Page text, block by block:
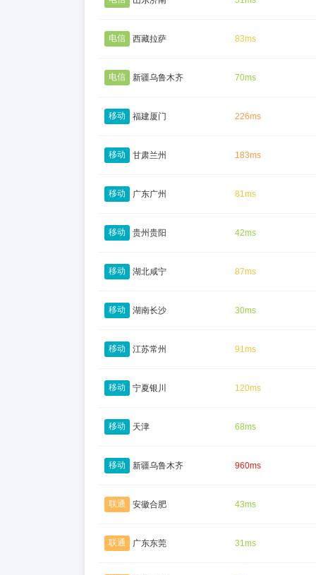
电信 西藏拉萨 83ms
电信 新疆乌鲁木齐 70ms
移动 福建厦门 226ms
移动 甘肃兰州 183ms
移动 广东广州 81ms
移动 贵州贵阳 42ms
移动 湖北咸宁 87ms
移动 湖南长沙 30ms
移动 江苏常州 91ms
移动 宁夏银川 120ms
移动 天津 68ms
移动 新疆乌鲁木齐 960ms
联通 安徽合肥 43ms
联通 广东东莞 31ms